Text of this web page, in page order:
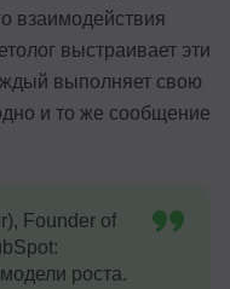
взаимодействия
выстраивает эти
выполняет свою
и то же сообщение
Founder of
роста.